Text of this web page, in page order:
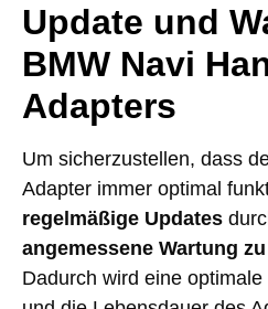
Update und
BMW Navi
Adapters
Um sicherzustellen, dass
Adapter immer optimal
regelmäßige Updates
angemessene Wartung
Dadurch wird eine